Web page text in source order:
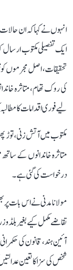
انہوں نے کہا کہ ان حالات
ایک تفصیلی مکتوب
تحقیقات، اصل مجرموں کو
کی روک تھام، متاثرہ
لیے فوری اقدامات کا
مکتوب میں آتش زنی، توڑ
متاثرہ خاندانوں کے
درخواست کی گئی ہے۔
مولانا مدنی نے اس بات پر
تقاضے مکمل کیے بغیر
آئین ہند، قانون کی
شخص کی سزا کا تعین